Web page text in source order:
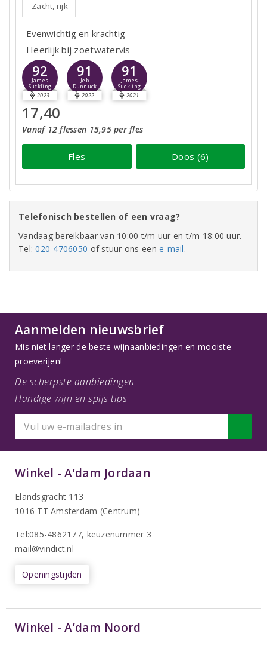
Zacht, rijk
Evenwichtig en krachtig
Heerlijk bij zoetwatervis
92
James
Suckling
2023
91
Jeb
Dunnuck
2022
91
James
Suckling
2021
17,40
Vanaf 12 flessen 15,95 per fles
Fles Doos (6)
Telefonisch bestellen of een vraag?
Vandaag bereikbaar van 10:00 t/m uur en t/m 18:00 uur.
Tel:020-4706050 of stuur ons eene-mail.
Aanmelden nieuwsbrief
Mis niet langer de beste wijnaanbiedingen en mooiste
proeverijen!
De scherpste aanbiedingen
Handige wijn en spijs tips
Winkel - A’dam Jordaan
Elandsgracht 113
1016 TT Amsterdam (Centrum)
Tel:085-4862177, keuzenummer 3
mail@vindict.nl
Openingstijden
Winkel - A’dam Noord